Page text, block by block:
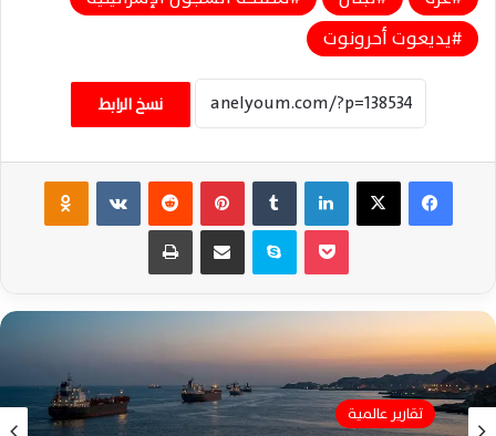
يديعوت أحرونوت
نسخ الرابط
فيسبوك ‫X لينكدإن بينتيريست ‏VKontakte
سكايب مشاركة عبر البريد طباعة
تقارير عالمية